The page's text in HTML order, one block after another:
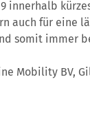
innerhalb
auch für eine
somit immer
Mobility BV,